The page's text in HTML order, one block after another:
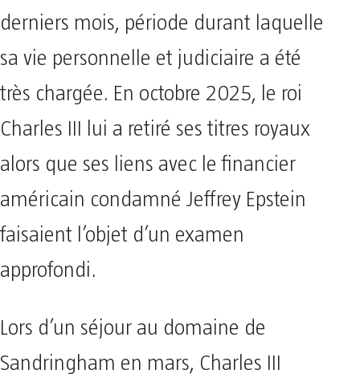
derniers mois, période durant laquelle
sa vie personnelle et judiciaire a été
très chargée. En octobre 2025, le roi
Charles III lui a retiré ses titres royaux
alors que ses liens avec le financier
américain condamné Jeffrey Epstein
faisaient l’objet d’un examen
approfondi.
Lors d’un séjour au domaine de
Sandringham en mars, Charles III